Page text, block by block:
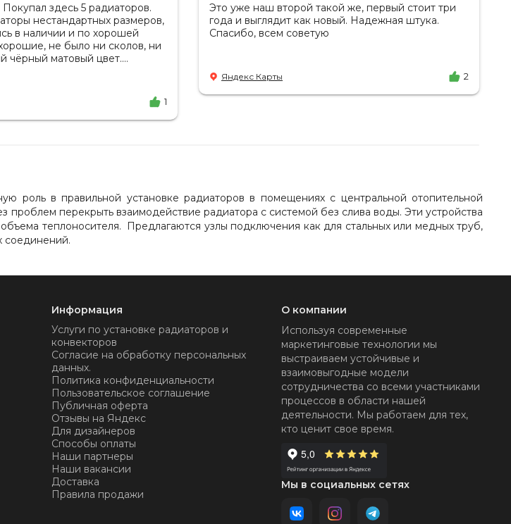
здесь 5 радиаторов.
нестандартных размеров,
в наличии и по хорошей
не было ни сколов, ни
чёрный матовый цвет.
отмечу, что хорошая
высоту паркинга, проблем
1
Это уже наш второй такой же, первый стоит три
года и выглядит как новый. Надежная штука.
Спасибо, всем советую
Яндекс Карты 2
роль в правильной установке радиаторов в помещениях с центральной отопительной
перекрыть взаимодействие радиатора с системой без слива воды. Эти устройства
теплоносителя. Предлагаются узлы подключения как для стальных или медных труб,
соединений.
Информация
Услуги по установке радиаторов и
конвекторов
Согласие на обработку персональных
данных.
Политика конфиденциальности
Пользовательское соглашение
Публичная оферта
Отзывы на Яндекс
Для дизайнеров
Способы оплаты
Наши партнеры
Наши вакансии
Доставка
Правила продажи
О компании
Используя современные
маркетинговые технологии мы
выстраиваем устойчивые и
взаимовыгодные модели
сотрудничества со всеми участниками
процессов в области нашей
деятельности. Мы работаем для тех,
кто ценит свое время.
Мы в социальных сетях